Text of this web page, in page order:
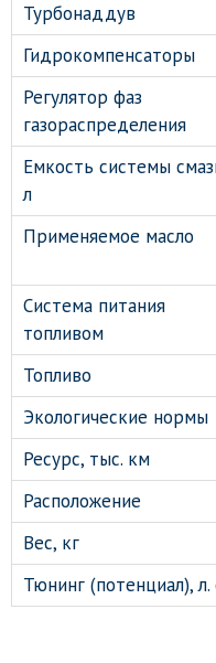
Турбонаддув
Гидрокомпенсаторы
Регулятор фаз
газораспределения
Емкость системы
л
Применяемое масло
Система питания
топливом
Топливо
Экологические нормы
Ресурс, тыс. км
Расположение
Вес, кг
Тюнинг (потенциал), л.